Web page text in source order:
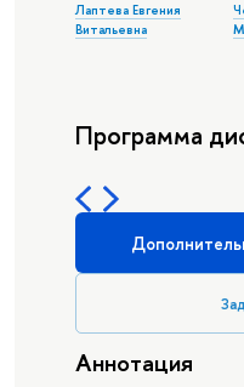
Лаптева Евгения
Витальевна
Программа
Аннотация